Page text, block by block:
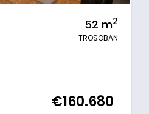
52 m2
TROSOBAN
€160.680